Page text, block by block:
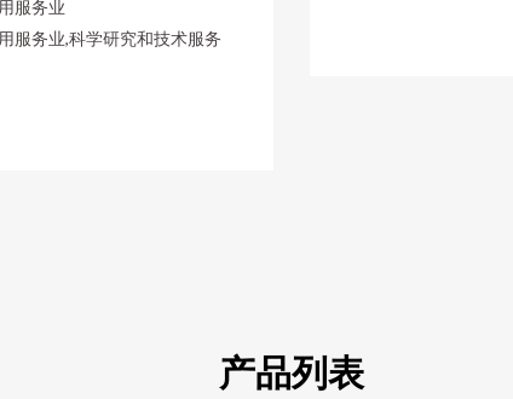
服务业
服务业,科学研究和技术服务
产品列表